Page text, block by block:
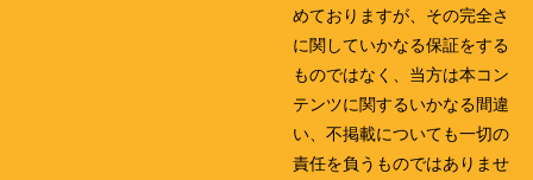
めておりますが、その完全さ
に関していかなる保証をする
ものではなく、当方は本コン
テンツに関するいかなる間違
い、不掲載についても一切の
責任を負うものではありませ